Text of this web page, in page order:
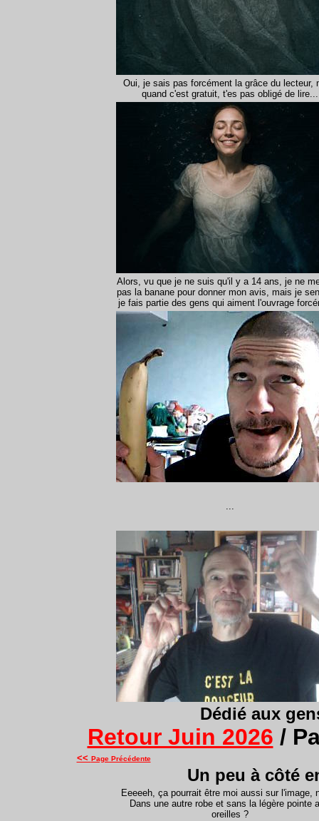
Oui, je sais pas forcément la grâce du lecteur,
quand c'est gratuit, t'es pas obligé de lire...
Alors, vu que je ne suis qu'il y a 14 ans, je ne
pas la banane pour donner mon avis, mais je
je fais partie des gens qui aiment l'ouvrage
...
Dédié aux
Retour Juin 2026 /
<< Page Précédente
Un peu à côté
Eeeeeh, ça pourrait être moi aussi sur l'image,
Dans une autre robe et sans la légère pointe
oreilles ?